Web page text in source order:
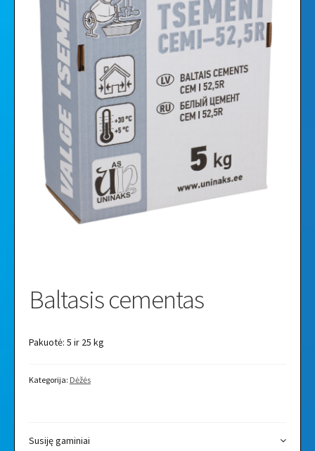
Vaizdo įrašai
Galerija
Baltasis cementas
Pakuotė: 5 ir 25 kg
Kategorija: Dėžės
Susiję gaminiai